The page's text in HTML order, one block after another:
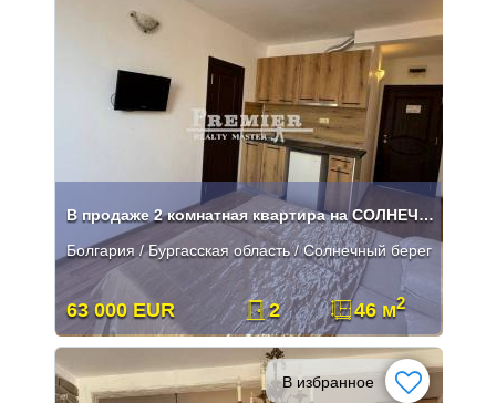
В продаже 2 комнатная квартира на СОЛНЕЧНОМ БЕРЕГУ
Болгария / Бургасская область / Солнечный берег
63 000 EUR 2 46 м2
В избранное